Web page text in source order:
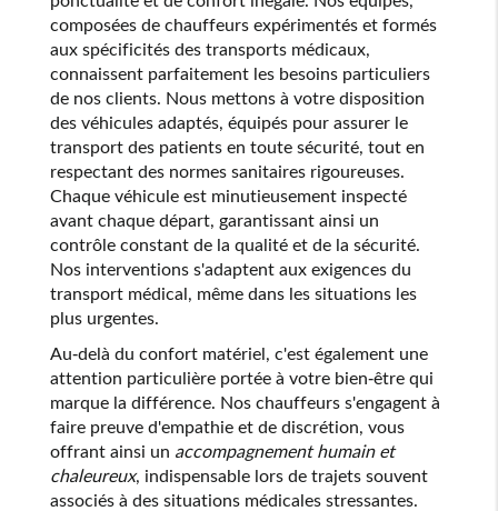
composées de chauffeurs expérimentés et formés
aux spécificités des transports médicaux,
connaissent parfaitement les besoins particuliers
de nos clients. Nous mettons à votre disposition
des véhicules adaptés, équipés pour assurer le
transport des patients en toute sécurité, tout en
respectant des normes sanitaires rigoureuses.
Chaque véhicule est minutieusement inspecté
avant chaque départ, garantissant ainsi un
contrôle constant de la qualité et de la sécurité.
Nos interventions s'adaptent aux exigences du
transport médical, même dans les situations les
plus urgentes.
Au-delà du confort matériel, c'est également une
attention particulière portée à votre bien-être qui
marque la différence. Nos chauffeurs s'engagent à
faire preuve d'empathie et de discrétion, vous
offrant ainsi un accompagnement humain et
chaleureux, indispensable lors de trajets souvent
associés à des situations médicales stressantes.